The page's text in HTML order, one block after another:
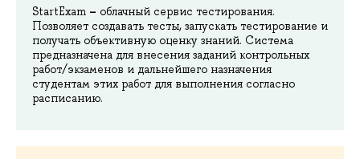
StartExam – облачный сервис тестирования.
Позволяет создавать тесты, запускать тестирование и
получать объективную оценку знаний. Система
предназначена для внесения заданий контрольных
работ/экзаменов и дальнейшего назначения
студентам этих работ для выполнения согласно
расписанию.